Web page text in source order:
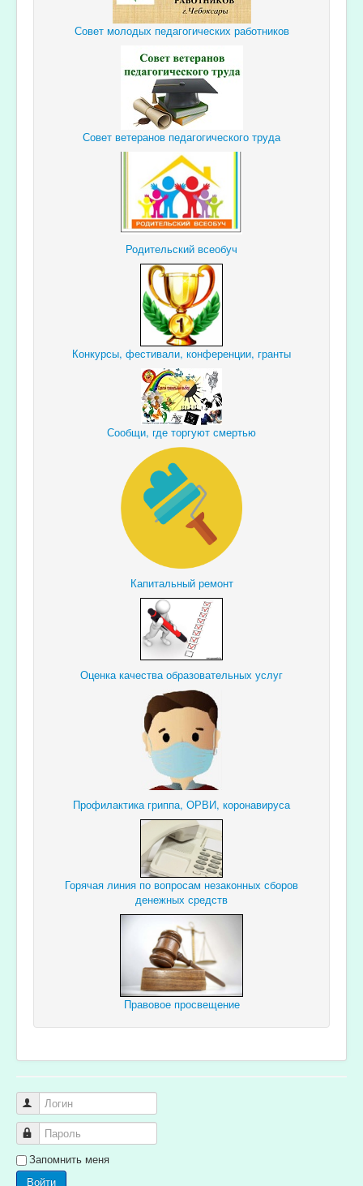
Совет молодых педагогических работников
Совет ветеранов педагогического труда
Родительский всеобуч
Конкурсы, фестивали, конференции, гранты
Сообщи, где торгуют смертью
Капитальный ремонт
Оценка качества образовательных услуг
Профилактика гриппа, ОРВИ, коронавируса
Горячая линия по вопросам незаконных сборов
денежных средств
Правовое просвещение
Логин
Пароль
Запомнить меня
Войти